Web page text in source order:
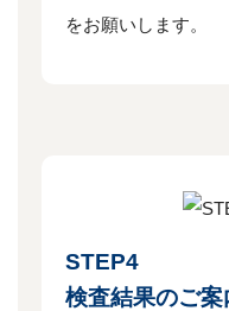
をお願いします。
STEP4
検査結果のご案